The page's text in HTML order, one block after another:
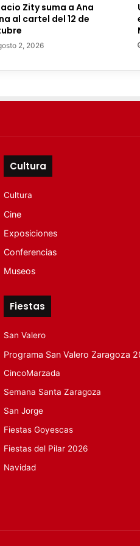
Zity suma a Ana
al cartel del 12 de
2, 2026
Cultura
Cultura
Cine
Exposiciones
Conferencias
Museos
Fiestas
San Valero
Programa San Valero Zaragoza
CincoMarzada
Semana Santa Zaragoza
San Jorge
Fiestas Goyescas
Fiestas del Pilar 2026
Navidad